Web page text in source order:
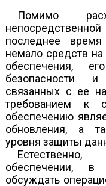
Помимо
последнее время
немало средств
обеспечения,
безопасности
связанных с ее
требованием к
обеспечению
обновления, а
уровня защиты
обеспечении,
обсуждать